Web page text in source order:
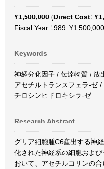
¥1,500,000 (Direct Cost:
Fiscal Year 1989:
Keywords
神経分化因子 / 伝達物質 / 放
アセチルトランスフェラ-ゼ
チロシンヒドロキシラ-ゼ
Research Abstract
グリア細胞腫C6産出する神
化された神経系の細胞およ
おいて、アセチルコリンの